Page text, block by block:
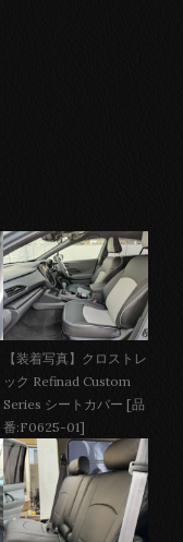
【装着写真】クロストレ
ック Refinad Custom
Series シートカバー [品
番:F0625-01]